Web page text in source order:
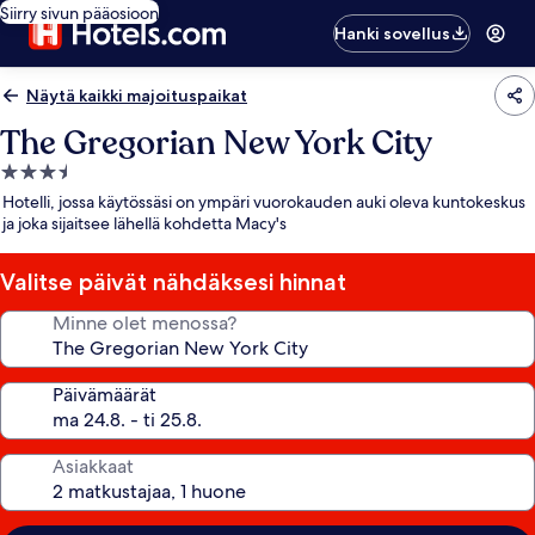
Siirry sivun pääosioon
Hanki sovellus
Näytä kaikki majoituspaikat
The Gregorian New York City
3.5
tähden
majoituspaikka
Hotelli, jossa käytössäsi on ympäri vuorokauden auki oleva kuntokeskus
ja joka sijaitsee lähellä kohdetta Macy's
Valitse päivät nähdäksesi hinnat
Minne olet menossa?
Päivämäärät
Asiakkaat